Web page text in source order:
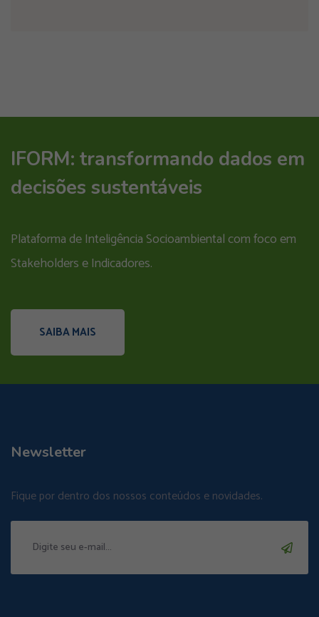
IFORM: transformando dados em
decisões sustentáveis
Plataforma de Inteligência Socioambiental com foco em
Stakeholders e Indicadores.
SAIBA MAIS
Newsletter
Fique por dentro dos nossos conteúdos e novidades.